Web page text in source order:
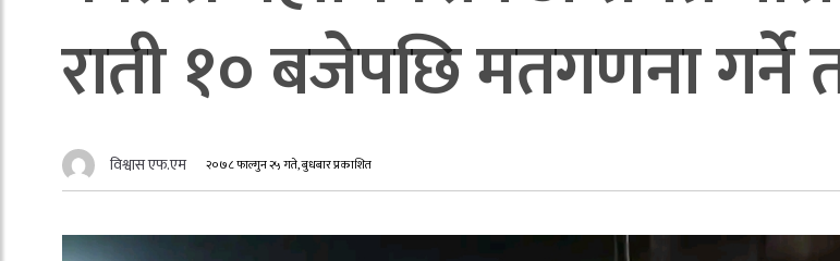
राती १० बजेपछि मतगणना गर्ने
विश्वास एफ.एम २०७८ फाल्गुन २५ गते, बुधबार प्रकाशित